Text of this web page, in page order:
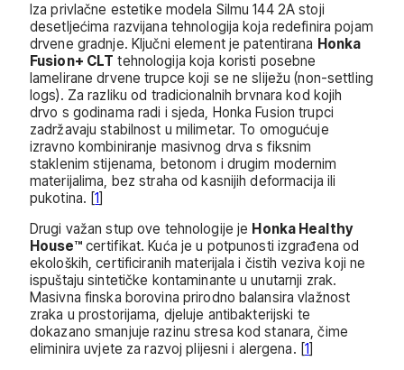
Iza privlačne estetike modela Silmu 144 2A stoji
desetljećima razvijana tehnologija koja redefinira pojam
drvene gradnje. Ključni element je patentirana Honka
Fusion+ CLT tehnologija koja koristi posebne
lamelirane drvene trupce koji se ne sliježu (non-settling
logs). Za razliku od tradicionalnih brvnara kod kojih
drvo s godinama radi i sjeda, Honka Fusion trupci
zadržavaju stabilnost u milimetar. To omogućuje
izravno kombiniranje masivnog drva s fiksnim
staklenim stijenama, betonom i drugim modernim
materijalima, bez straha od kasnijih deformacija ili
pukotina. [1]
Drugi važan stup ove tehnologije je Honka Healthy
House™certifikat. Kuća je u potpunosti izgrađena od
ekoloških, certificiranih materijala i čistih veziva koji ne
ispuštaju sintetičke kontaminante u unutarnji zrak.
Masivna finska borovina prirodno balansira vlažnost
zraka u prostorijama, djeluje antibakterijski te
dokazano smanjuje razinu stresa kod stanara, čime
eliminira uvjete za razvoj plijesni i alergena. [1]